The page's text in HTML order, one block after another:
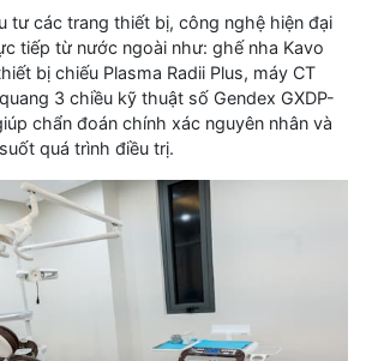
tư các trang thiết bị, công nghệ hiện đại
tiếp từ nước ngoài như: ghế nha Kavo
bị chiếu Plasma Radii Plus, máy CT
3 chiều kỹ thuật số Gendex GXDP-
chẩn đoán chính xác nguyên nhân và
quá trình điều trị.